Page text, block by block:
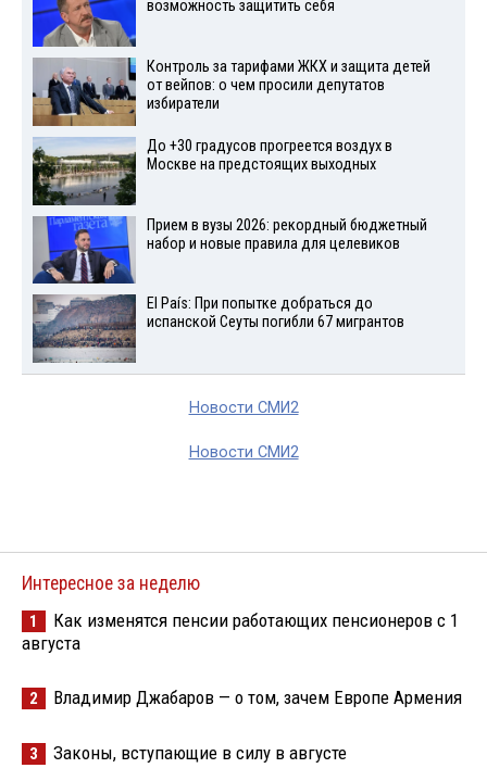
возможность защитить себя
Контроль за тарифами ЖКХ и защита детей
от вейпов: о чем просили депутатов
избиратели
До +30 градусов прогреется воздух в
Москве на предстоящих выходных
Прием в вузы 2026: рекордный бюджетный
набор и новые правила для целевиков
El País: При попытке добраться до
испанской Сеуты погибли 67 мигрантов
Новости СМИ2
Новости СМИ2
Интересное за неделю
1
Как изменятся пенсии работающих пенсионеров с 1
августа
2 Владимир Джабаров — о том, зачем Европе Армения
3 Законы, вступающие в силу в августе